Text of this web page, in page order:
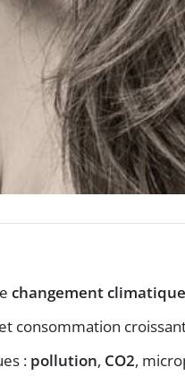
changement climatique
et consommation
: pollution, CO2,